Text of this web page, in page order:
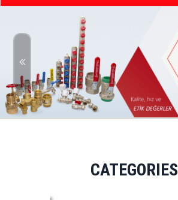
CATEGORIES